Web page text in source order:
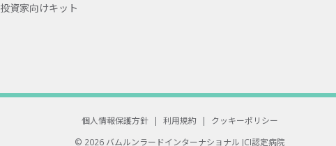
投資家向けキット
個人情報保護方針 | 利用規約 |
クッキーポリシー
© 2026 バムルンラードインターナショナル JCI認定病院